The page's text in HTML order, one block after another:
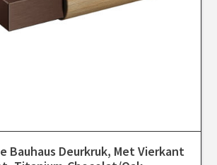
Bauhaus Deurkruk, Met Vierkant